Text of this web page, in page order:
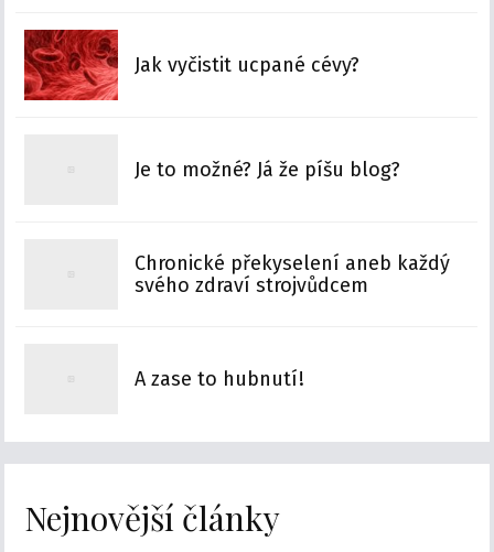
Jak vyčistit ucpané cévy?
Je to možné? Já že píšu blog?
Chronické překyselení aneb každý
svého zdraví strojvůdcem
A zase to hubnutí!
Nejnovější články